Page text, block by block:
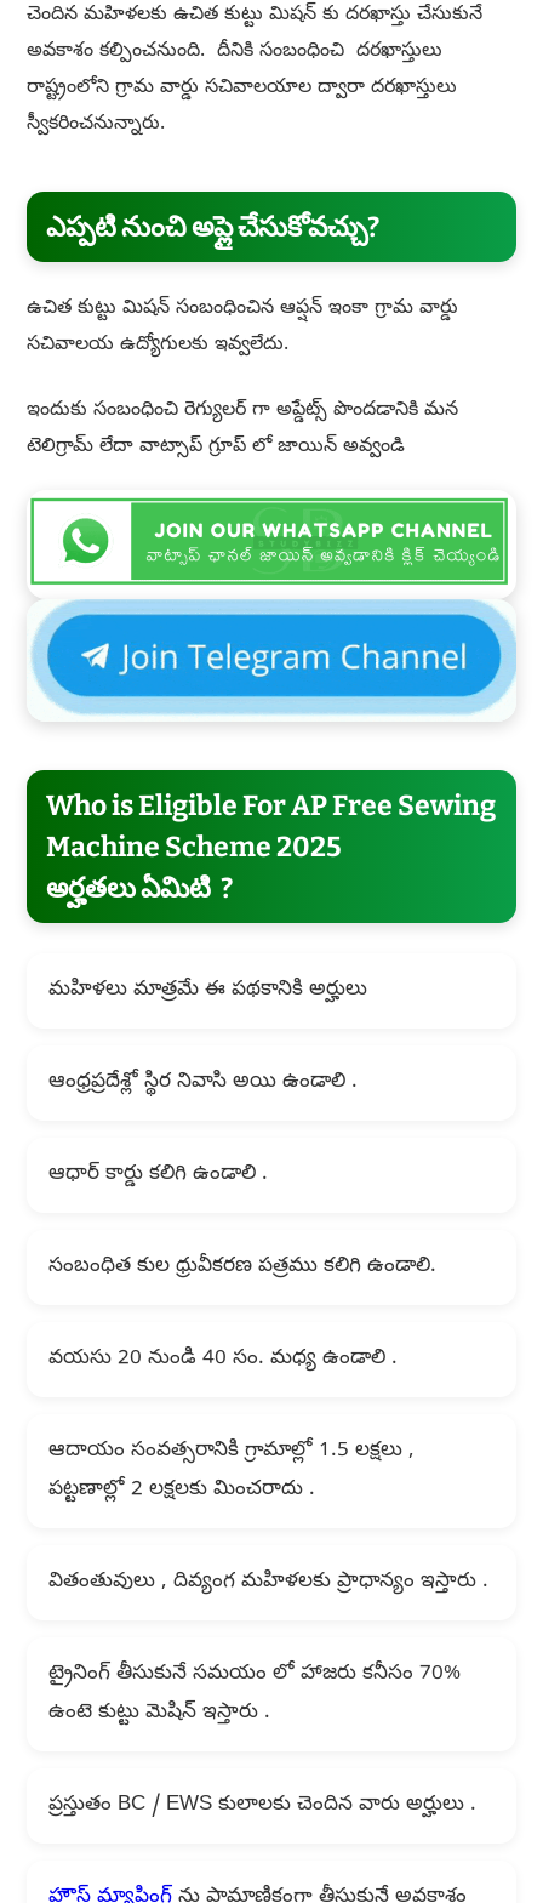
చెందిన మహిళలకు ఉచిత కుట్టు మిషన్ కు దరఖాస్తు చేసుకునే
అవకాశం కల్పించనుంది. దీనికి సంబంధించి దరఖాస్తులు
రాష్ట్రంలోని గ్రామ వార్డు సచివాలయాల ద్వారా దరఖాస్తులు
స్వీకరించనున్నారు.
ఎప్పటి నుంచి అప్లై చేసుకోవచ్చు?
ఉచిత కుట్టు మిషన్ సంబంధించిన ఆప్షన్ ఇంకా గ్రామ వార్డు
సచివాలయ ఉద్యోగులకు ఇవ్వలేదు.
ఇందుకు సంబంధించి రెగ్యులర్ గా అప్డేట్స్ పొందడానికి మన
టెలిగ్రామ్ లేదా వాట్సాప్ గ్రూప్ లో జాయిన్ అవ్వండి
Who is Eligible For AP Free Sewing
Machine Scheme 2025
అర్హతలు ఏమిటి ?
మహిళలు మాత్రమే ఈ పథకానికి అర్హులు
ఆంధ్రప్రదేశ్లో స్థిర నివాసి అయి ఉండాలి .
ఆధార్ కార్డు కలిగి ఉండాలి .
సంబంధిత కుల ధ్రువీకరణ పత్రము కలిగి ఉండాలి.
వయసు 20 నుండి 40 సం. మధ్య ఉండాలి .
ఆదాయం సంవత్సరానికి గ్రామాల్లో 1.5 లక్షలు ,
పట్టణాల్లో 2 లక్షలకు మించరాదు .
వితంతువులు , దివ్యంగ మహిళలకు ప్రాధాన్యం ఇస్తారు .
ట్రైనింగ్ తీసుకునే సమయం లో హాజరు కనీసం 70%
ఉంటె కుట్టు మెషిన్ ఇస్తారు .
ప్రస్తుతం BC / EWS కులాలకు చెందిన వారు అర్హులు .